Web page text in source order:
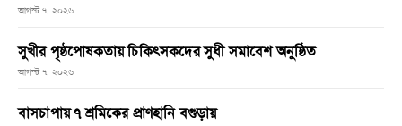
আগস্ট ৭, ২০২৬
সুখীর পৃষ্ঠপোষকতায় চিকিৎসকদের সুধী সমাবেশ অনুষ্ঠিত
আগস্ট ৭, ২০২৬
বাসচাপায় ৭ শ্রমিকের প্রাণহানি বগুড়ায়